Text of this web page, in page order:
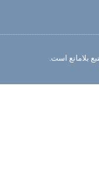
بلامانع است.